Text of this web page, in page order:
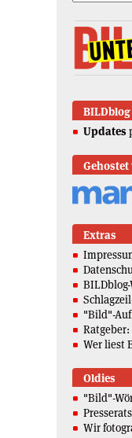
Updates
Gehostet
Extras
"Bild"-
Wer liest
Oldies
"Bild"-
Wir